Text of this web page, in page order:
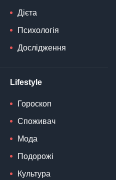
Дієта
Психологія
Дослідження
Lifestyle
Гороскоп
Споживач
Мода
Подорожі
Культура